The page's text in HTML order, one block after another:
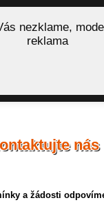
nezklame,
reklama
nás
a žádosti